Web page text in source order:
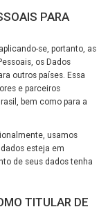
PARA
se, portanto, as
os Dados
outros países. Essa
e parceiros
bem como para a
usamos
esteja em
de seus dados tenha
TITULAR DE